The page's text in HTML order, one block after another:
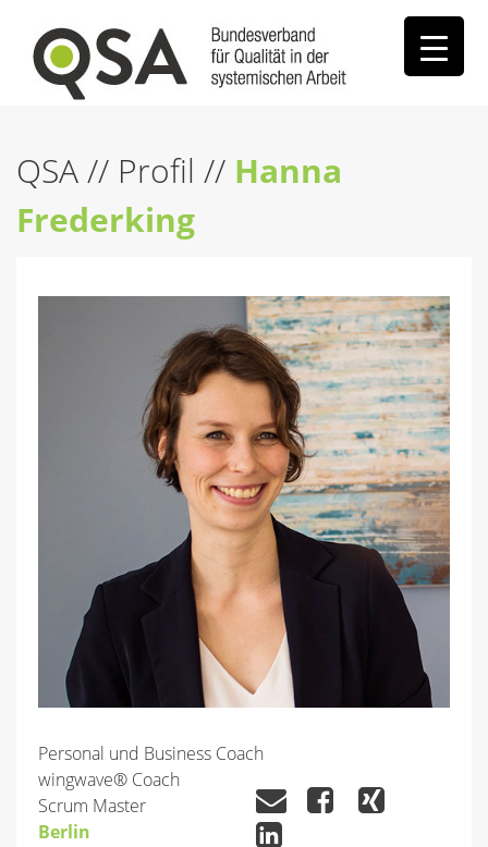
QSA// Profil // Hanna
Frederking
Personal und Business Coach
wingwave® Coach
Scrum Master
Berlin